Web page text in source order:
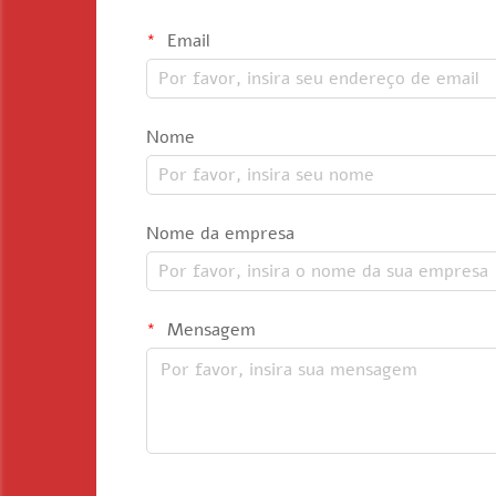
Email
Nome
Nome da empresa
Mensagem